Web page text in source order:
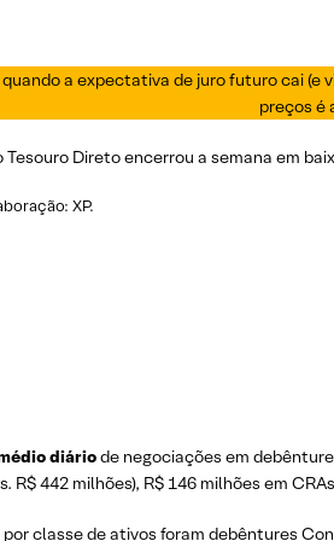
a expectativa de juro futuro cai (e
preços é
Direto encerrou a semana em
XP.
diáriode negociações em
442 milhões), R$ 146 milhões em
classe de ativos foram debêntures